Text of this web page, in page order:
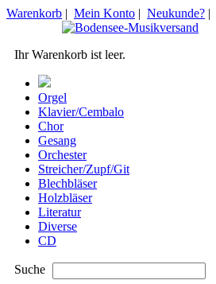
Warenkorb | Mein Konto | Neukunde? |
Ihr Warenkorb ist leer.
Orgel
Klavier/Cembalo
Chor
Gesang
Orchester
Streicher/Zupf/Git
Blechbläser
Holzbläser
Literatur
Diverse
CD
Suche